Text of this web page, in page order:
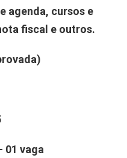
agenda, cursos e
fiscal e outros.
01 vaga